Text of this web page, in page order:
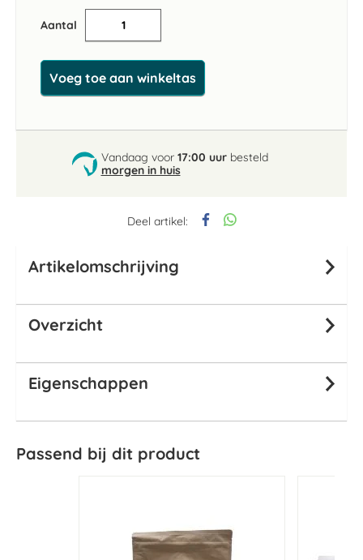
Deel artikel:
Aantal
Voeg toe aan winkeltas
Vandaag voor 17:00 uurbesteld
morgen in huis
Artikelomschrijving
Overzicht
Eigenschappen
Passend bij dit product